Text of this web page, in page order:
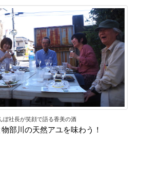
ぼ社長が笑顔で語る香美の酒
部川の天然アユを味わう！